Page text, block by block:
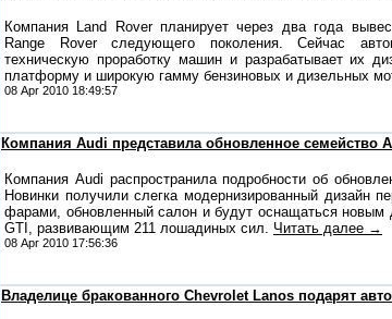
Компания Land Rover планирует через два года
Range Rover следующего поколения. Сейчас
техническую проработку машин и разрабатывает их
платформу и широкую гамму бензиновых и дизельных
08 Apr 2010 18:49:57
Компания Audi представила обновленное семейство
Компания Audi распространила подробности об
Новинки получили слегка модернизированный дизайн
фарами, обновленный салон и будут оснащаться новым
GTI, развивающим 211 лошадиных сил. Читать далее →
08 Apr 2010 17:56:36
Владелице бракованного Chevrolet Lanos подарят